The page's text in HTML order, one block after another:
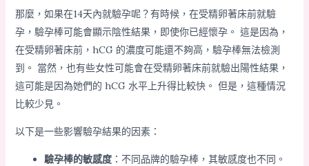
那麼，如果在14天內就驗孕呢？有時候，在受精卵著床前就驗
孕，驗孕棒可能會顯示陰性結果，即使你已經懷孕。 這是因為，
在受精卵著床前，hCG 的濃度可能還不夠高，驗孕棒無法檢測
到。 當然，也有些女性可能會在受精卵著床前就驗出陽性結果，
這可能是因為她們的 hCG 水平上升得比較快。 但是，這種情況
比較少見。
以下是一些影響驗孕結果的因素：
驗孕棒的敏感度：不同品牌的驗孕棒，其敏感度也不同。